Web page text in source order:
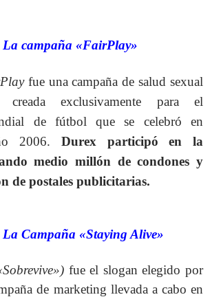
campaña «FairPlay»
fue una campaña de salud sexual
exclusivamente para el
de fútbol que se celebró en
2006. Durex participó en la
medio millón de condones y
de postales publicitarias.
Campaña «Staying Alive»
fue el slogan elegido por
de marketing llevada a cabo en